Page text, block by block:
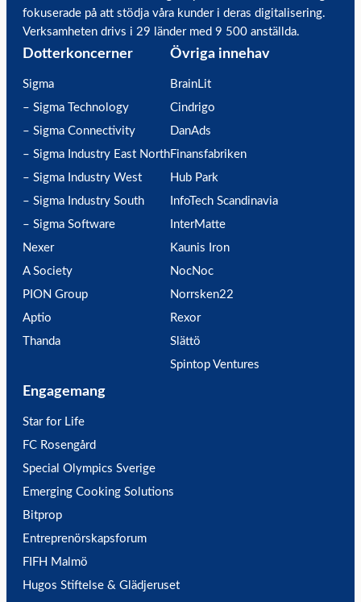
fokuserade på att stödja våra kunder i deras digitalisering.
Verksamheten drivs i 29 länder med 9 500 anställda.
Dotterkoncerner
Sigma
– Sigma Technology
– Sigma Connectivity
– Sigma Industry East North
– Sigma Industry West
– Sigma Industry South
– Sigma Software
Nexer
A Society
PION Group
Aptio
Thanda
Övriga innehav
BrainLit
Cindrigo
DanAds
Finansfabriken
Hub Park
InfoTech Scandinavia
InterMatte
Kaunis Iron
NocNoc
Norrsken22
Rexor
Slättö
Spintop Ventures
Engagemang
Star for Life
FC Rosengård
Special Olympics Sverige
Emerging Cooking Solutions
Bitprop
Entreprenörskapsforum
FIFH Malmö
Hugos Stiftelse & Glädjeruset